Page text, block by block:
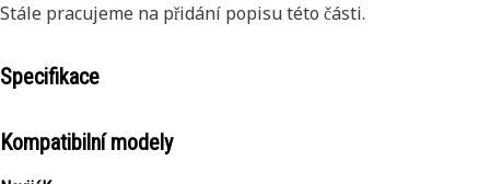
Stále pracujeme na přidání popisu této části.
Specifikace
Kompatibilní modely